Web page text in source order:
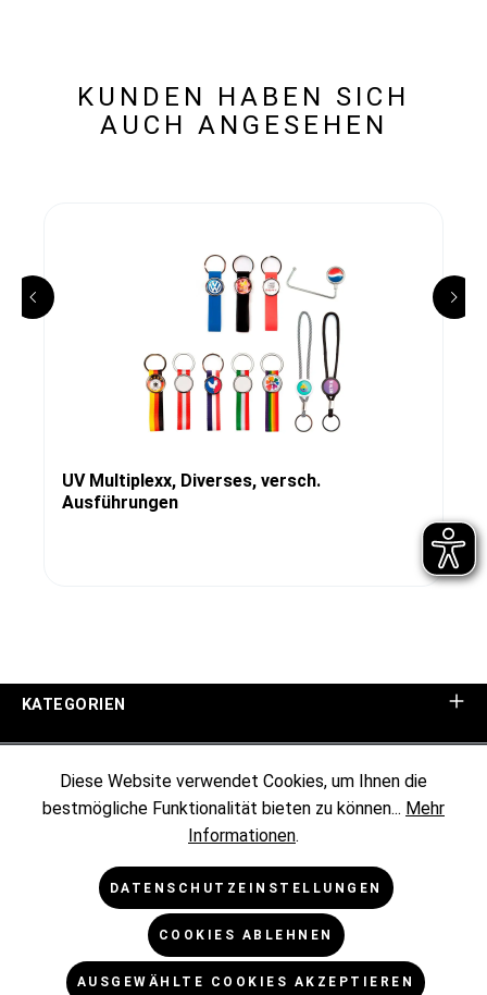
KUNDEN HABEN SICH
AUCH ANGESEHEN
UV Multiplexx, Diverses, versch.
Ausführungen
KATEGORIEN
KUNDENINFORMATIONEN
RECHTLICHES
Diese Website verwendet Cookies, um Ihnen die
bestmögliche Funktionalität bieten zu können... Mehr
Informationen.
DATENSCHUTZEINSTELLUNGEN
COOKIES ABLEHNEN
AUSGEWÄHLTE COOKIES AKZEPTIEREN